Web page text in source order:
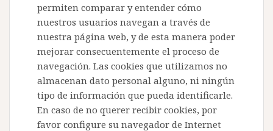
permiten comparar y entender cómo
nuestros usuarios navegan a través de
nuestra página web, y de esta manera poder
mejorar consecuentemente el proceso de
navegación. Las cookies que utilizamos no
almacenan dato personal alguno, ni ningún
tipo de información que pueda identificarle.
En caso de no querer recibir cookies, por
favor configure su navegador de Internet